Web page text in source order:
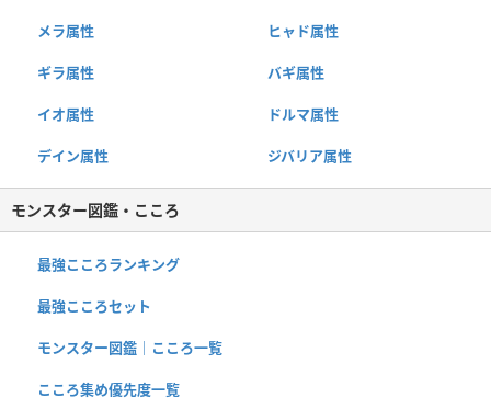
メラ属性 ヒャド属性
ギラ属性 バギ属性
イオ属性 ドルマ属性
デイン属性 ジバリア属性
モンスター図鑑・こころ
最強こころランキング
最強こころセット
モンスター図鑑｜こころ一覧
こころ集め優先度一覧